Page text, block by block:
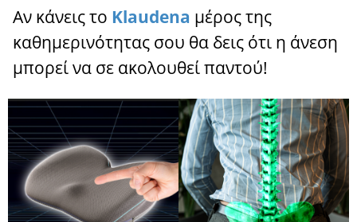
Αν κάνεις το Klaudena μέρος της
καθημερινότητας σου θα δεις ότι η άνεση
μπορεί να σε ακολουθεί παντού!